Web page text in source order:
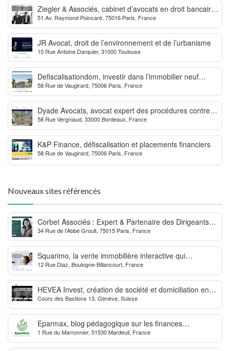
Ziegler & Associés, cabinet d’avocats en droit bancaire,
cryptomonnaie et escroqueries financières
51 Av. Raymond Poincaré, 75016 Paris, France
JR Avocat, droit de l’environnement et de l’urbanisme
10 Rue Antoine Darquier, 31000 Toulouse
Defiscalisationdom, investir dans l’immobilier neuf
Outre-mer
58 Rue de Vaugirard, 75006 Paris, France
Dyade Avocats, avocat expert des procédures contre la
MDPH
58 Rue Vergniaud, 33000 Bordeaux, France
K&P Finance, défiscalisation et placements financiers
58 Rue de Vaugirard, 75006 Paris, France
Nouveaux sites référencés
Corbet Associés : Expert & Partenaire des Dirigeants
d’Entreprise
34 Rue de l'Abbé Groult, 75015 Paris, France
Squarimo, la vente immobilière interactive qui
dynamise les transactions
12 Rue Diaz, Boulogne-Billancourt, France
HEVEA Invest, création de société et domiciliation en
Suisse
Cours des Bastions 13, Genève, Suisse
Eparmax, blog pédagogique sur les finances
personnelles
1 Rue du Marronnier, 51530 Mardeuil, France